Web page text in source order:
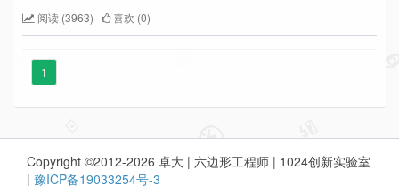
阅读 (3963) 喜欢 (0)
1
Copyright ©2012-2026 卓大 | 六边形工程师 | 1024创新实验室
| 豫ICP备19033254号-3